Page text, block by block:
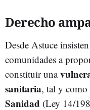
Derecho
Desde Astuce
comunidades a
constituir una
sanitaria, tal y como
Sanidad (Ley 14/